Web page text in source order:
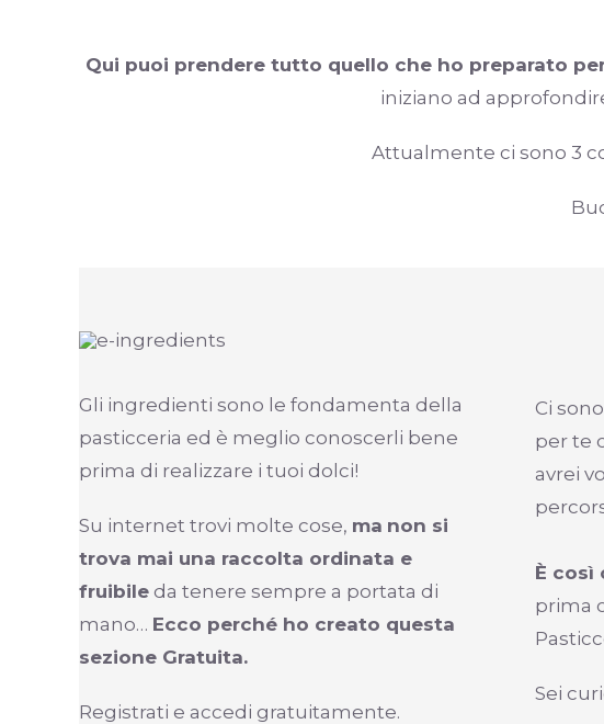
Qui puoi prendere tutto quello che ho preparato
iniziano ad
Attualmente ci sono 3
Gli ingredienti sono le fondamenta della
pasticceria ed è meglio conoscerli bene
prima di realizzare i tuoi dolci!
Su internet trovi molte cose, ma non si
trova mai una raccolta ordinata e
fruibileda tenere sempre a portata di
mano… Ecco perché ho creato questa
sezione Gratuita.
Registrati e accedi gratuitamente.
Ci
per te
avrei
È così
prima
Sei